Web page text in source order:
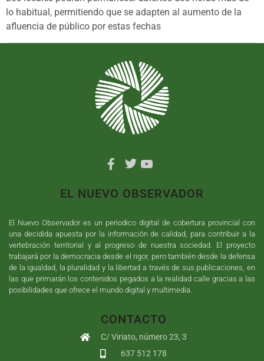
lo habitual, permitiendo que se adapten al aumento de la
afluencia de público por estas fechas
EL NUEVO OBSERVADOR
El Nuevo Observador es un periodico digital de cobertura provincial con
una decidida apuesta por la información de calidad, para contribuir a la
vertebración territorial y al progreso de nuestra sociedad. El proyecto
trabajará por la democracia desde el rigor, pero también desde la defensa
de la igualdad, la pluralidad y la libertad a través de sus publicaciones, en
las que primarán los contenidos pegados a la realidad calle gracias a las
posibilidades que ofrece el mundo digital y multimedia.
CONTACTO
C/ Viriato, número 23, 3
637 512 178